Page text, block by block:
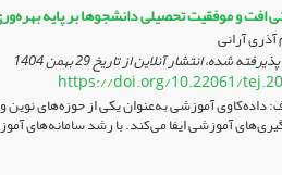
افت و موفقیت تحصیلی دانشجوها بر پایه
آرانی
شده، انتشار آنلاین از تاریخ29 بهمن 1404
https://doi.org/10.22061/
داده‌کاوی آموزشی به‌عنوان یکی از حوزه‌های نوین
آموزشی ایفا می‌کند. با رشد سامانه‌های